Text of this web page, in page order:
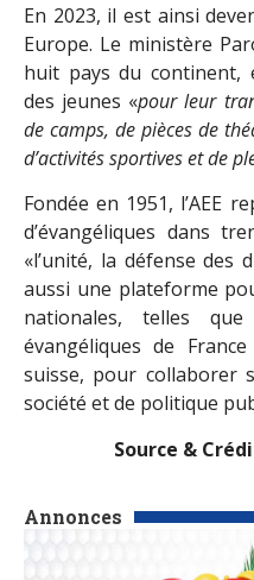
Annonces
En 2023, il est ainsi
Europe. Le ministère
huit pays du continent,
des jeunes «pour leur
de camps, de pièces de
d’activités sportives et de
Fondée en 1951, l’AEE
d’évangéliques dans
«l’unité, la défense des
aussi une plateforme
nationales, telles
évangéliques de
suisse, pour collaborer
société et de politique
Source &